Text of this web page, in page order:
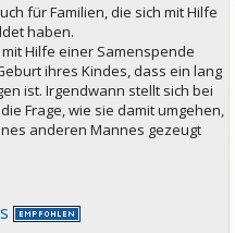
für Familien, die sich mit Hilfe
haben.
Hilfe einer Samenspende
ihres Kindes, dass ein lang
ist. Irgendwann stellt sich bei
Frage, wie sie damit umgehen,
anderen Mannes gezeugt